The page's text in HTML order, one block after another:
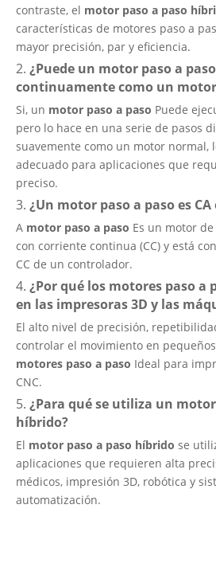
contraste, el motor paso a paso
características de motores paso a
mayor precisión, par y eficiencia.
2. ¿Puede un motor paso a
continuamente como un
Si, un motor paso a paso Puede
pero lo hace en una serie de pasos
suavemente como un motor normal,
adecuado para aplicaciones que
preciso.
3. ¿Un motor paso a paso es CA
A motor paso a paso Es un motor
con corriente continua (CC) y está
CC de un controlador.
4. ¿Por qué los motores paso a
en las impresoras 3D y las
El alto nivel de precisión,
controlar el movimiento en
motores paso a paso Ideal para
CNC.
5. ¿Para qué se utiliza un
híbrido?
El motor paso a paso híbrido se
aplicaciones que requieren alta
médicos, impresión 3D, robótica y
automatización.